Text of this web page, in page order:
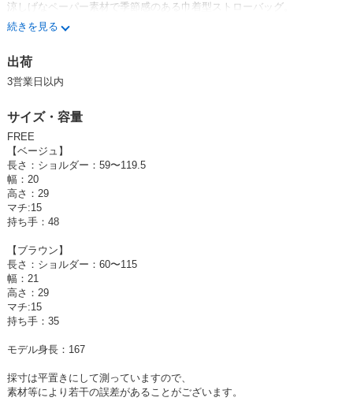
涼しげなペーパー素材で季節感のある巾着型ストローバッグ。
軽量ながら見た目以上に収納力のある大容量バッグで、500mlペットボト
ルやハンディファン、長財布などが楽々入るのもポイント◎
感もプラスしました。
ハンドバッグとしても、取り外し可能なアジャスター付きストラップを付
いろいろなスタイルに合わせていただけます。
夏らしさをバッグから取り入れられる、今季おすすめのアイテムです。
◦STYLING
シンプルなキャミワンピースやフリルワンピースなどと合わせて、夏らし
く大人かわいいコーデに。
カットソーやデニムなど定番カジュアルなスタイルにもおすすめです。
シンプルなデザインなのでいろいろなコーデに合わせやすく、
普段使いはもちろん、海やプール、旅行などのアウトドアにも◎
◦DETAIL
内側 オープンポケット×1
裏地あり
調節可能なショルダーストラップ付
◦FABRIC
持ち手・ストラップ：フェイクレザー
続きを見る
出荷
3営業日以内
サイズ・容量
FREE
【ベージュ】
長さ：ショルダー：59〜119.5
幅：20
高さ：29
マチ:15
持ち手：48
【ブラウン】
長さ：ショルダー：60〜115
幅：21
高さ：29
マチ:15
持ち手：35
モデル身長：167
採寸は平置きにして測っていますので、
素材等により若干の誤差があることがございます。